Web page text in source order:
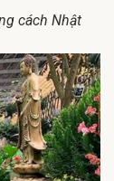
cách Nhật